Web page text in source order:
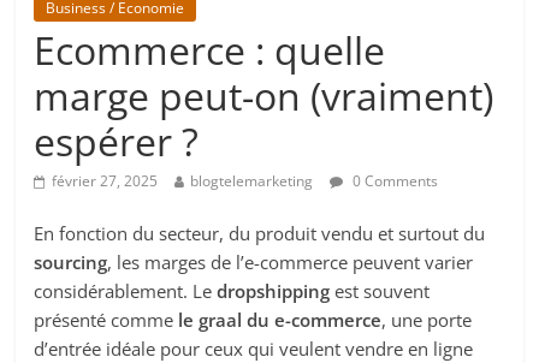
Business / Economie
Ecommerce : quelle
marge peut-on (vraiment)
espérer ?
février 27, 2025 blogtelemarketing 0 Comments
En fonction du secteur, du produit vendu et surtout du
sourcing, les marges de l’e-commerce peuvent varier
considérablement. Ledropshipping est souvent
présenté comme le graal du e-commerce, une porte
d’entrée idéale pour ceux qui veulent vendre en ligne